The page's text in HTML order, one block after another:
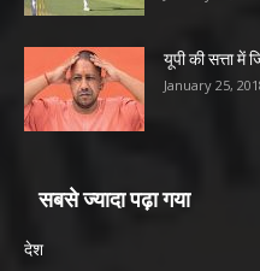
यूपी की सत्ता में
January 25,
सबसे ज्यादा पढ़ा गया
देश